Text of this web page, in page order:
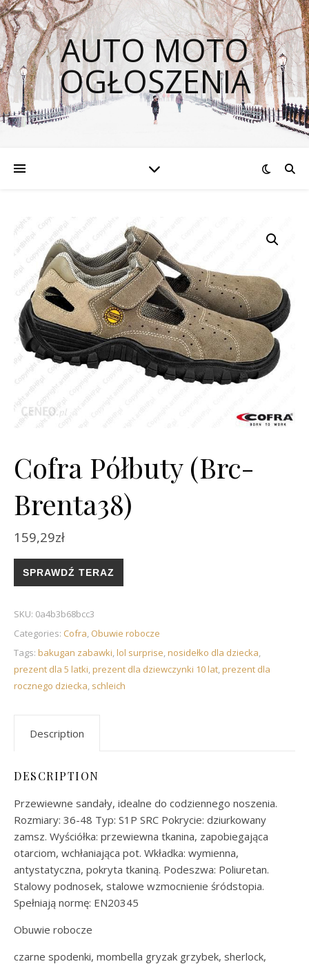
AUTO MOTO
OGŁOSZENIA
Cofra Półbuty (Brc-
Brenta38)
159,29zł
SPRAWDŹ TERAZ
SKU: 0a4b3b68bcc3
Categories: Cofra, Obuwie robocze
Tags: bakugan zabawki,lol surprise,nosidełko dla dziecka,
prezent dla 5 latki,prezent dla dziewczynki 10 lat,prezent dla
rocznego dziecka, schleich
Description
DESCRIPTION
Przewiewne sandały, idealne do codziennego noszenia.
Rozmiary: 36-48 Typ: S1P SRC Pokrycie: dziurkowany
zamsz. Wyściółka: przewiewna tkanina, zapobiegająca
otarciom, wchłaniająca pot. Wkładka: wymienna,
antystatyczna, pokryta tkaniną. Podeszwa: Poliuretan.
Stalowy podnosek, stalowe wzmocnienie śródstopia.
Spełniają normę: EN20345
Obuwie robocze
czarne spodenki, mombella gryzak grzybek, sherlock,